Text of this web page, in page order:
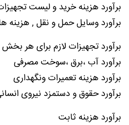
برآورد هزینه خرید و لیست
برآورد وسایل حمل و نقل , هزینه
برآورد تجهیزات لازم برای هر
برآورد آب ،برق ،سوخت مصرفی
برآورد هزینه تعمیرات ونگهداری
برآورد حقوق و دستمزد نیروی
برآورد هزینه ثابت